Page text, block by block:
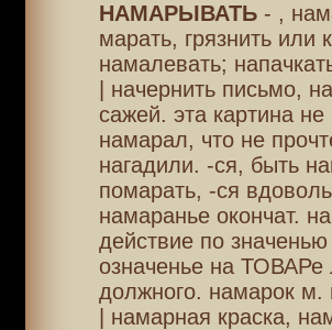
НАМАРЫВАТЬ- ,
марать, грязнить или
намалевать;
| начернить письмо,
сажей. эта картина
намарал, что не
нагадили. -ся, быть
помарать, -ся
намаранье окончат.
действие по значенью
означенье на
должного. намарок м.
| намарная краска,